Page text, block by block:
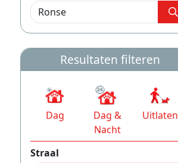
Resultaten filteren
Dag
Dag &
Nacht
Uitlaten
Straal